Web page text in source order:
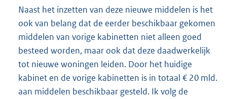
Naast het inzetten van deze nieuwe middelen is het
ook van belang dat de eerder beschikbaar gekomen
middelen van vorige kabinetten niet alleen goed
besteed worden, maar ook dat deze daadwerkelijk
tot nieuwe woningen leiden. Door het huidige
kabinet en de vorige kabinetten is in totaal € 20 mld.
aan middelen beschikbaar gesteld. Ik volg de